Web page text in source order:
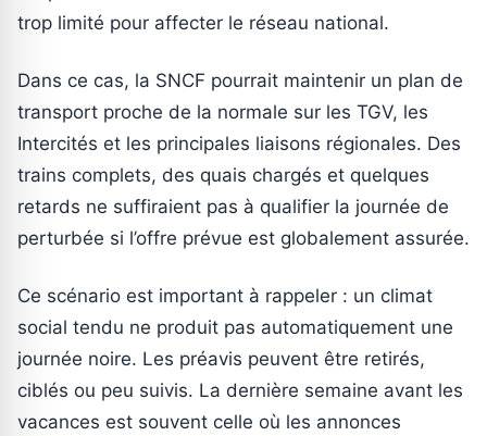
trop limité pour affecter le réseau national.
Dans ce cas, la SNCF pourrait maintenir un plan de
transport proche de la normale sur les TGV, les
Intercités et les principales liaisons régionales. Des
trains complets, des quais chargés et quelques
retards ne suffiraient pas à qualifier la journée de
perturbée si l’offre prévue est globalement assurée.
Ce scénario est important à rappeler : un climat
social tendu ne produit pas automatiquement une
journée noire. Les préavis peuvent être retirés,
ciblés ou peu suivis. La dernière semaine avant les
vacances est souvent celle où les annonces